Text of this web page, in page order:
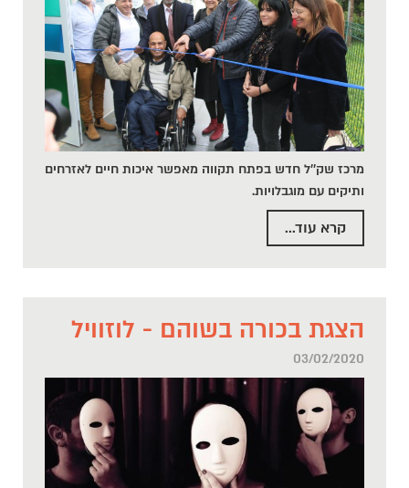
מרכז שק''ל חדש בפתח תקווה מאפשר איכות חיים לאזרחים
ותיקים עם מוגבלויות.
קרא עוד...
הצגת בכורה בשוהם - לוזוויל
03/02/2020